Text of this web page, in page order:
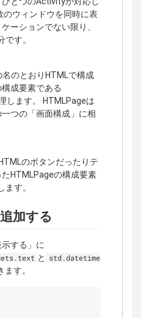
のウィンドウを同時に表
ーションでない限り、
す。
のとおりHTMLで構成
成要素である
します。 HTMLPageは
つの「画面構成」に相
のボタンだったりテ
HTMLPageの構成要素
す。
加する
する」に
と std.datetime
す。